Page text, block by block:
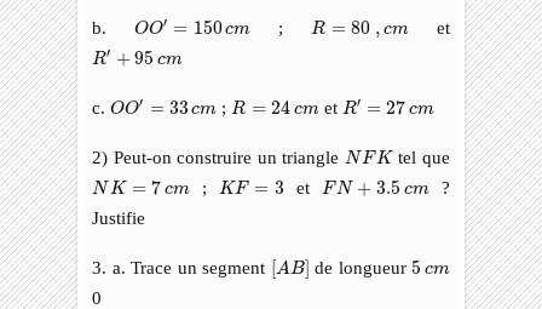
b.OO′ = 150cm
OO′ 150cm ; R = 80 , cm
R= 80 ,c et
R′ +95 cm
R′ 95cm
c.OO′ = 33 cm
OO′ 33cm ; R = 24 cm
R= 24c m et R′ = 27 cm
R′= 27cm
2) Peut-on construire un triangle N FK
NFK tel que
N K = 7 cm
NK= m ; K F = 3
KF= et FN + 3.5 cm
FN+ 3.5c m
?
Justifie
3. a. Trace un segment [A B]
[ A B] de longueur 5 cm
5
0